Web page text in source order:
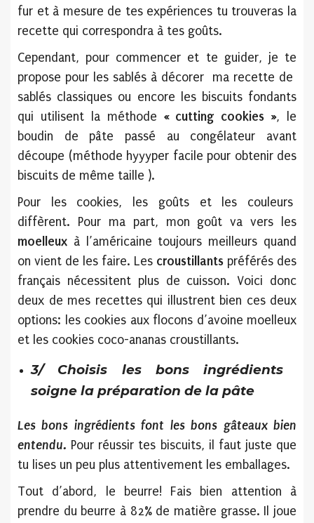
fur et à mesure de tes expériences tu trouveras la
recette qui correspondra à tes goûts.
Cependant, pour commencer et te guider, je te
propose pour les sablés à décorer ma recette de
sablés classiques ou encore les biscuits fondants
qui utilisent la méthode « cutting cookies », le
boudin de pâte passé au congélateur avant
découpe (méthode hyyyper facile pour obtenir des
biscuits de même taille ).
Pour les cookies, les goûts et les couleurs
diffèrent. Pour ma part, mon goût va vers les
moelleux à l’américaine toujours meilleurs quand
on vient de les faire. Les croustillants préférés des
français nécessitent plus de cuisson. Voici donc
deux de mes recettes qui illustrent bien ces deux
options: les cookies aux flocons d’avoine moelleux
et les cookies coco-ananas croustillants.
3/ Choisis les bons ingrédients
soigne la préparation de la pâte
Les bons ingrédients font les bons gâteaux bien
entendu. Pour réussir tes biscuits, il faut juste que
tu lises un peu plus attentivement les emballages.
Tout d’abord, le beurre! Fais bien attention à
prendre du beurre à 82% de matière grasse. Il joue